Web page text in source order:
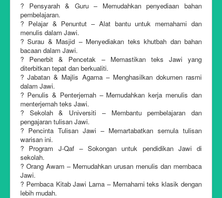
? Pensyarah & Guru – Memudahkan penyediaan bahan
pembelajaran.
? Pelajar & Penuntut – Alat bantu untuk memahami dan
menulis dalam Jawi.
? Surau & Masjid – Menyediakan teks khutbah dan bahan
bacaan dalam Jawi.
? Penerbit & Pencetak – Memastikan teks Jawi yang
diterbitkan tepat dan berkualiti.
? Jabatan & Majlis Agama – Menghasilkan dokumen rasmi
dalam Jawi.
? Penulis & Penterjemah – Memudahkan kerja menulis dan
menterjemah teks Jawi.
? Sekolah & Universiti – Membantu pembelajaran dan
pengajaran tulisan Jawi.
? Pencinta Tulisan Jawi – Memartabatkan semula tulisan
warisan ini.
? Program J-Qaf – Sokongan untuk pendidikan Jawi di
sekolah.
? Orang Awam – Memudahkan urusan menulis dan membaca
Jawi.
? Pembaca Kitab Jawi Lama – Memahami teks klasik dengan
lebih mudah.